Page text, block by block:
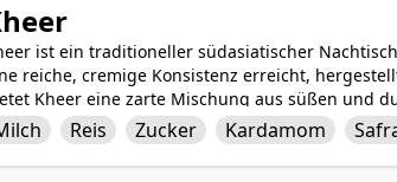
ist ein traditioneller südasiatischer
reiche, cremige Konsistenz erreicht,
Kheer eine zarte Mischung aus süßen und
gekühlt serviert wird dieser wärmende
herrlichen Crunch und zusätzliche
indischen Küche, wo er während festlicher
Reis Zucker Kardamom